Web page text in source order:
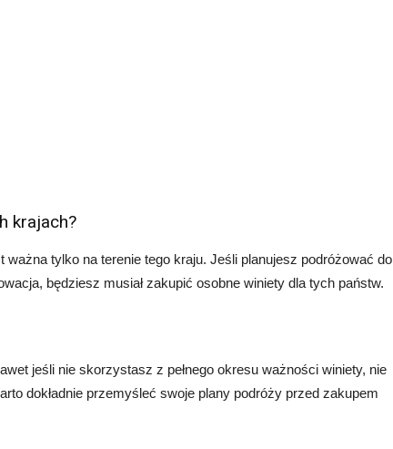
krajach?
ważna tylko na terenie tego kraju. Jeśli planujesz podróżować do
będziesz musiał zakupić osobne winiety dla tych państw.
jeśli nie skorzystasz z pełnego okresu ważności winiety, nie
dokładnie przemyśleć swoje plany podróży przed zakupem